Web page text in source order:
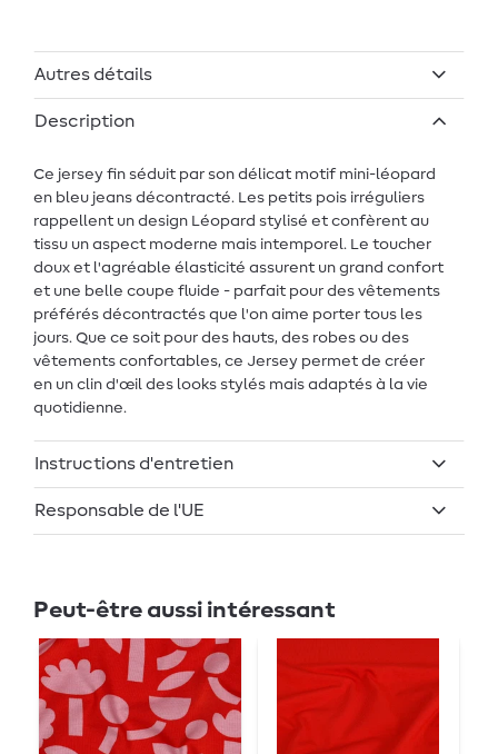
Autres détails
Description
Ce jersey fin séduit par son délicat motif mini-léopard
en bleu jeans décontracté. Les petits pois irréguliers
rappellent un design Léopard stylisé et confèrent au
tissu un aspect moderne mais intemporel. Le toucher
doux et l'agréable élasticité assurent un grand confort
et une belle coupe fluide - parfait pour des vêtements
préférés décontractés que l'on aime porter tous les
jours. Que ce soit pour des hauts, des robes ou des
vêtements confortables, ce Jersey permet de créer
en un clin d'œil des looks stylés mais adaptés à la vie
quotidienne.
Instructions d'entretien
Responsable de l'UE
Peut-être aussi intéressant